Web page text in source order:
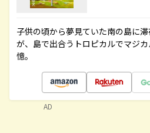
子供の頃から夢見ていた南の島に
が、島で出合うトロピカルでマジ
憶。
AD